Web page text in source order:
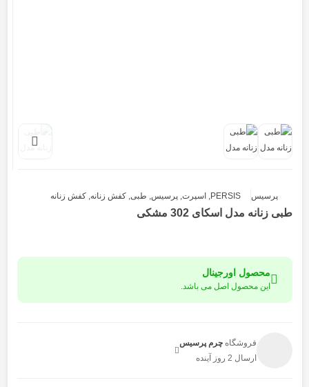
پرسیس PERSIS
, اسپرت,پرسیس, طبی,کفش زنانه,کفش زنانه
طبی زنانه مدل اسکای 302 مشکی
محصول اورجینال
این محصول اصل می باشد.
فروشگاهچرم پرسیس
ارسال 2 روز آینده